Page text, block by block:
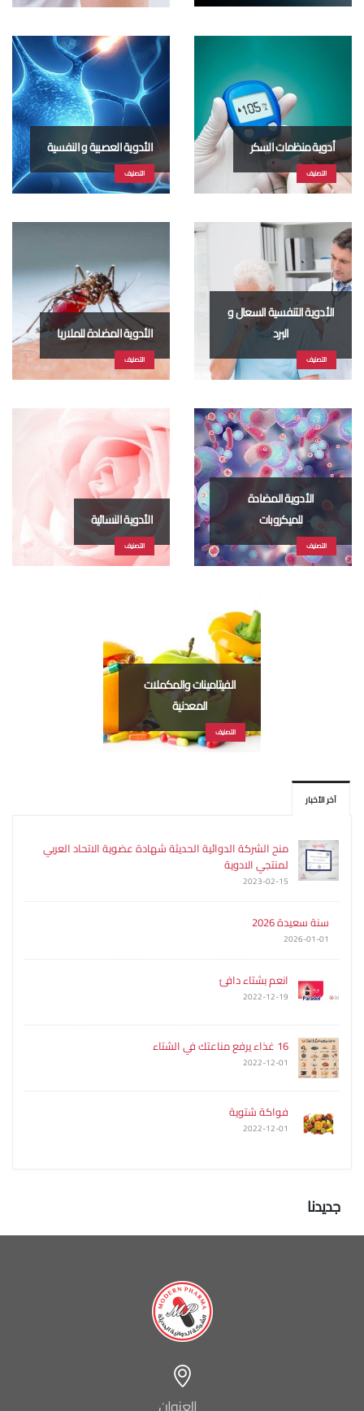
آخر الأخبار
منح الشركة الدوائية الحديثة شهادة عضوية الاتحاد العربي
لمنتجي الادوية
2023-02-15
سنة سعيدة 2026
2026-01-01
انعم بشتاء دافئ
2022-12-19
16 غذاء يرفع مناعتك في الشتاء
2022-12-01
فواكة شتوية
2022-12-01
جديدنا
أدوية منظمات السكر
التصنيف
الأدوية العصبية و النفسية
التصنيف
الأدوية التنفسية السعال و
البرد
التصنيف
الأدوية المضادة للملاريا
التصنيف
الأدوية المضادة
للميكروبات
التصنيف
الأدوية النسائية
التصنيف
الفيتامينات والمكملات
المعدنية
التصنيف